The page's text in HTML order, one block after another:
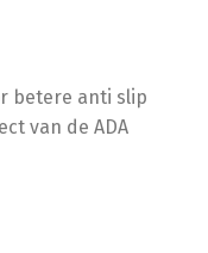
betere anti slip
van de ADA